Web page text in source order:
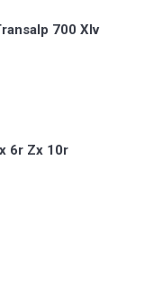
700 Xlv
6r Zx 10r